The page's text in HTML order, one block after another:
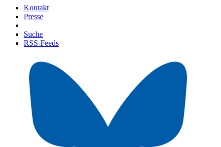
Kontakt
Presse
Suche
RSS-Feeds